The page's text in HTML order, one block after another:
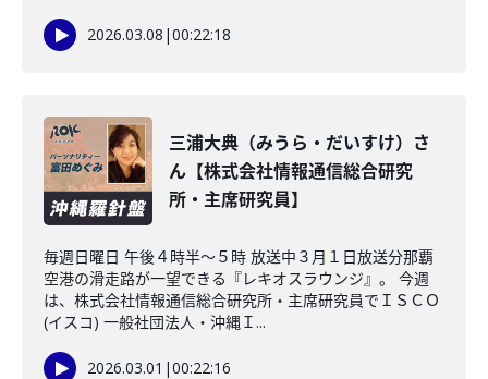
2026.03.08 |00:22:18
三浦大典（みうら・だいすけ）さ
ん【株式会社情報通信総合研究
所・主席研究員】
毎週日曜日 午後４時半～５時 放送中３月１日放送分那覇
空港の滑走路が一望できる『レキオスラウンジ』。 今週
は、株式会社情報通信総合研究所・主席研究員でＩＳＣＯ
(イスコ) 一般社団法人・沖縄Ｉ...
2026.03.01 |00:22:16